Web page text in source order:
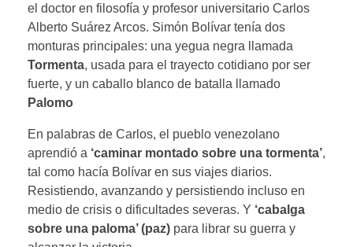
el doctor en filosofía y profesor universitario Carlos
Alberto Suárez Arcos. Simón Bolívar tenía dos
monturas principales: una yegua negra llamada
Tormenta, usada para el trayecto cotidiano por ser
fuerte, y un caballo blanco de batalla llamado
Palomo
En palabras de Carlos, el pueblo venezolano
aprendió a ‘caminar montado sobre una tormenta’,
tal como hacía Bolívar en sus viajes diarios.
Resistiendo, avanzando y persistiendo incluso en
medio de crisis o dificultades severas. Y ‘cabalga
sobre una paloma’ (paz) para librar su guerra y